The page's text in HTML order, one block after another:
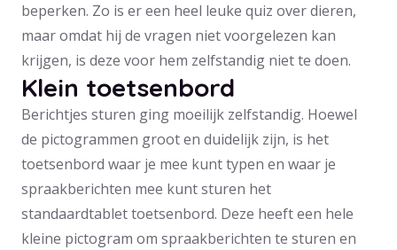
beperken. Zo is er een heel leuke quiz over dieren,
maar omdat hij de vragen niet voorgelezen kan
krijgen, is deze voor hem zelfstandig niet te doen.
Klein toetsenbord
Berichtjes sturen ging moeilijk zelfstandig. Hoewel
de pictogrammen groot en duidelijk zijn, is het
toetsenbord waar je mee kunt typen en waar je
spraakberichten mee kunt sturen het
standaardtablet toetsenbord. Deze heeft een hele
kleine pictogram om spraakberichten te sturen en